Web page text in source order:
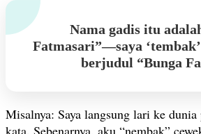
Nama gadis itu
Fatmasari”—saya
berjudul “Bunga
Misalnya: Saya langsung lari ke
kata. Sebenarnya, aku “nembak”